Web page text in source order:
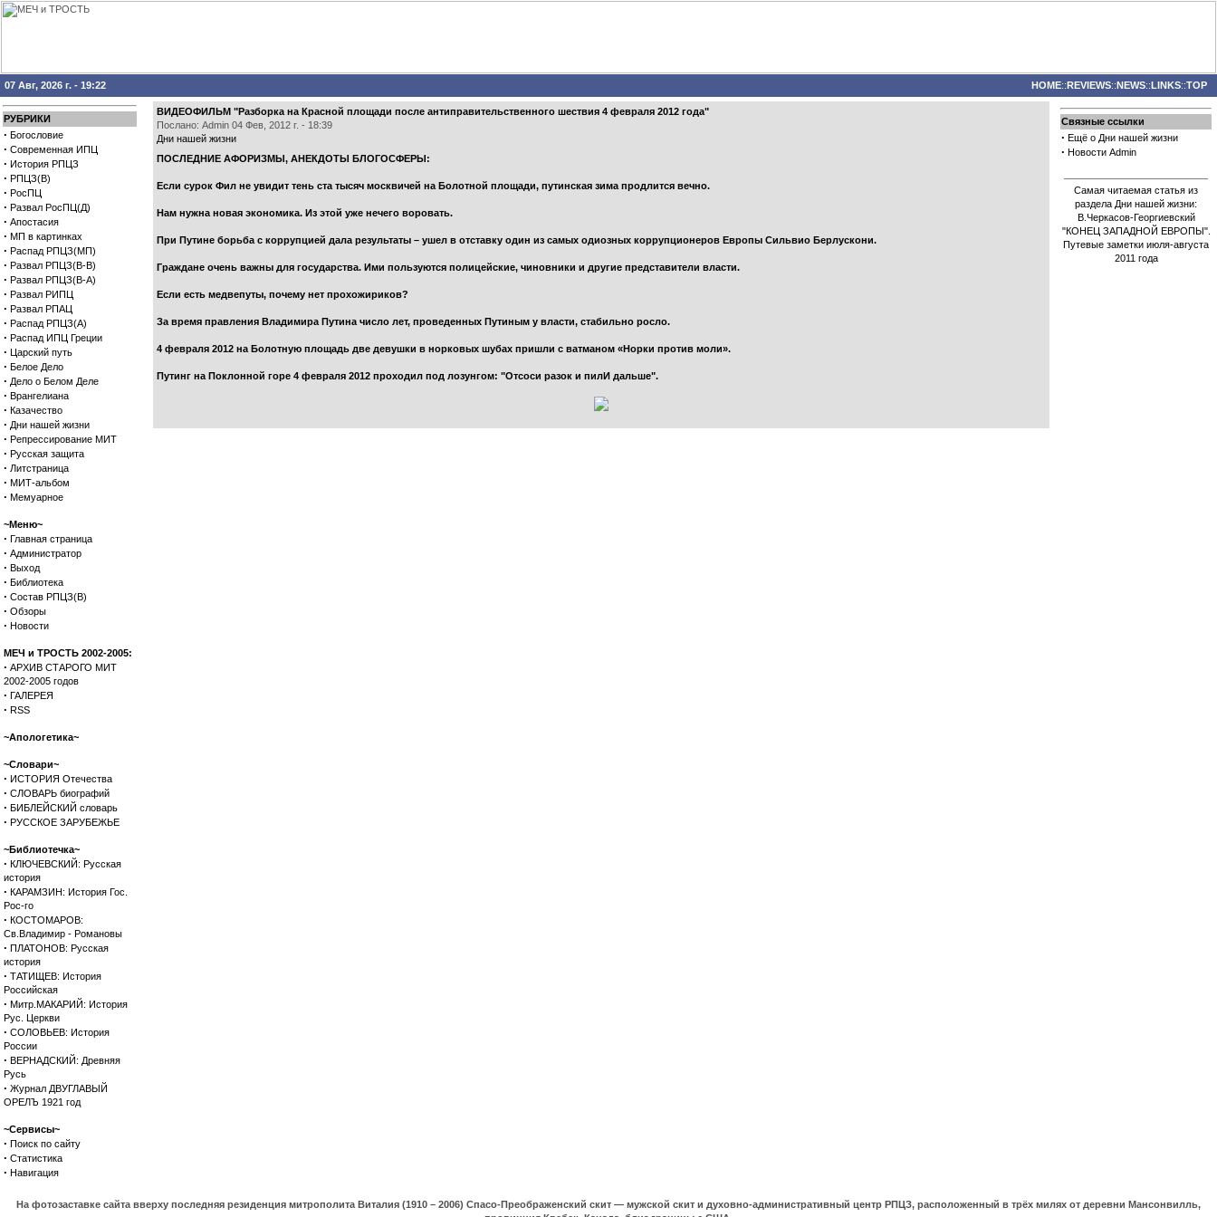
07 Авг, 2026 г. - 19:22 HOME::REVIEWS::NEWS::LINKS::TOP
РУБРИКИ
· Богословие
· Современная ИПЦ
· История РПЦЗ
· РПЦЗ(В)
· РосПЦ
· Развал РосПЦ(Д)
· Апостасия
· МП в картинках
· Распад РПЦЗ(МП)
· Развал РПЦЗ(В-В)
· Развал РПЦЗ(В-А)
· Развал РИПЦ
· Развал РПАЦ
· Распад РПЦЗ(А)
· Распад ИПЦ Греции
· Царский путь
· Белое Дело
· Дело о Белом Деле
· Врангелиана
· Казачество
· Дни нашей жизни
· Репрессирование МИТ
· Русская защита
· Литстраница
· МИТ-альбом
· Мемуарное
~Меню~
· Главная страница
· Администратор
· Выход
· Библиотека
· Состав РПЦЗ(В)
· Обзоры
· Новости
МЕЧ и ТРОСТЬ 2002-2005:
· АРХИВ СТАРОГО МИТ
2002-2005 годов
· ГАЛЕРЕЯ
· RSS
~Апологетика~
~Словари~
· ИСТОРИЯ Отечества
· СЛОВАРЬ биографий
· БИБЛЕЙСКИЙ словарь
· РУССКОЕ ЗАРУБЕЖЬЕ
~Библиотечка~
· КЛЮЧЕВСКИЙ: Русская
история
· КАРАМЗИН: История Гос.
Рос-го
· КОСТОМАРОВ:
Св.Владимир - Романовы
· ПЛАТОНОВ: Русская
история
· ТАТИЩЕВ: История
Российская
· Митр.МАКАРИЙ: История
Рус. Церкви
· СОЛОВЬЕВ: История
России
· ВЕРНАДСКИЙ: Древняя
Русь
· Журнал ДВУГЛАВЫЙ
ОРЕЛЪ 1921 год
~Сервисы~
· Поиск по сайту
· Статистика
· Навигация
ВИДЕОФИЛЬМ "Разборка на Красной площади после антиправительственного шествия 4 февраля 2012 года"
Послано: Admin 04 Фев, 2012 г. - 18:39
Дни нашей жизни
ПОСЛЕДНИЕ АФОРИЗМЫ, АНЕКДОТЫ БЛОГОСФЕРЫ:
Если сурок Фил не увидит тень ста тысяч москвичей на Болотной площади, путинская зима продлится вечно.
Нам нужна новая экономика. Из этой уже нечего воровать.
При Путине борьба с коррупцией дала результаты – ушел в отставку один из самых одиозных коррупционеров Европы Сильвио Берлускони.
Граждане очень важны для государства. Ими пользуются полицейские, чиновники и другие представители власти.
Если есть медвепуты, почему нет прохожириков?
За время правления Владимира Путина число лет, проведенных Путиным у власти, стабильно росло.
4 февраля 2012 на Болотную площадь две девушки в норковых шубах пришли с ватманом «Норки против моли».
Путинг на Поклонной горе 4 февраля 2012 проходил под лозунгом: "Отсоси разок и пилИ дальше".
Связные ссылки
· Ещё о Дни нашей жизни
· Новости Admin
Самая читаемая статья из
раздела Дни нашей жизни:
В.Черкасов-Георгиевский
"КОНЕЦ ЗАПАДНОЙ ЕВРОПЫ".
Путевые заметки июля-августа
2011 года
На фотозаставке сайта вверху последняя резиденция митрополита Виталия (1910 – 2006) Спасо-Преображенский скит — мужской скит и духовно-административный центр РПЦЗ, расположенный в трёх милях от деревни Мансонвилль,